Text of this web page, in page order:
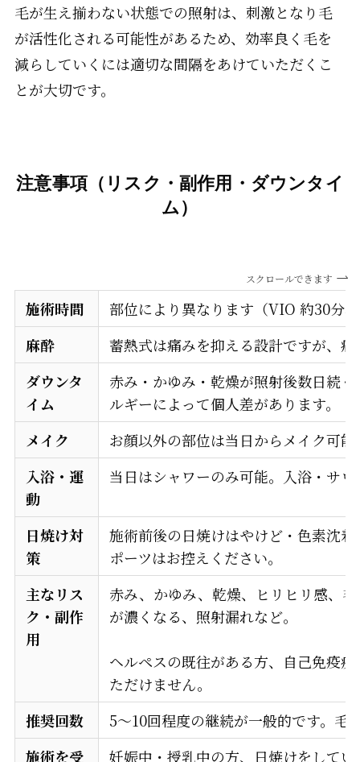
毛が生え揃わない状態での照射は、刺激となり毛
が活性化される可能性があるため、効率良く毛を
減らしていくには適切な間隔をあけていただくこ
とが大切です。
注意事項（リスク・副作用・ダウンタイ
ム）
スクロールできます
施術時間
部位により異なります（VIO 約30分
麻酔
蓄熱式は痛みを抑える設計ですが、
ダウンタ
イム
赤み・かゆみ・乾燥が照射後数日続
ルギーによって個人差があります。
メイク
お顔以外の部位は当日からメイク可
入浴・運
動
当日はシャワーのみ可能。入浴・サ
日焼け対
策
施術前後の日焼けはやけど・色素沈
ポーツはお控えください。
主なリス
ク・副作
用
赤み、かゆみ、乾燥、ヒリヒリ感、
が濃くなる、照射漏れなど。
ヘルペスの既往がある方、自己免疫
ただけません。
推奨回数
5〜10回程度の継続が一般的です。毛
施術を受
妊娠中・授乳中の方、日焼けをして